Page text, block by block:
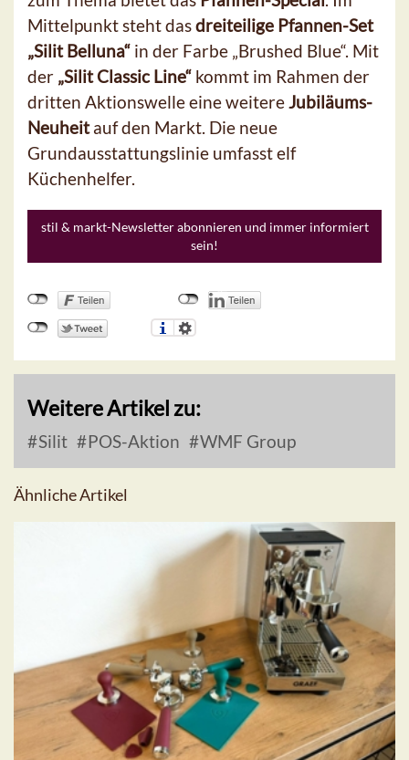
Mittelpunkt steht dasdreiteilige Pfannen-Set
„Silit Belluna“ in der Farbe „Brushed Blue“. Mit
der „Silit Classic Line“ kommt im Rahmen der
dritten Aktionswelle eine weitereJubiläums-
Neuheitauf den Markt. Die neue
Grundausstattungslinie umfasst elf
Küchenhelfer.
stil & markt-Newsletter abonnieren und immer informiert
sein!
Weitere Artikel zu:
Silit POS-Aktion WMF Group
Ähnliche Artikel